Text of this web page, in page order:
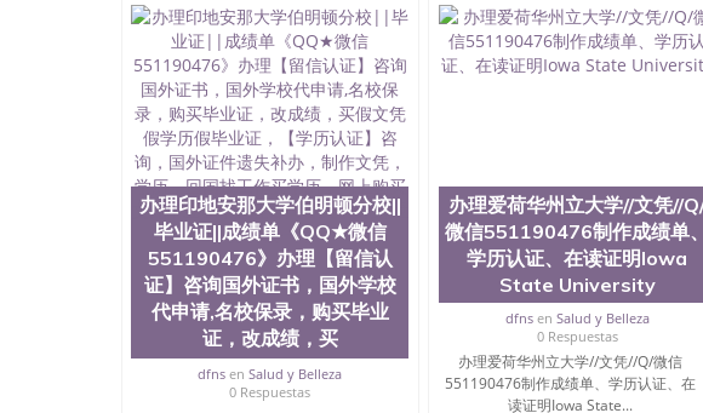
程： 1、收集客户办理信息； 2、客户付定金下单； 3、公司确认到
发给客户确认； 5、电子图确认好转成品部做成品； 6、成品做好
客户（国内顺丰，国外DHL）。 三、真实网上可查的证明材料 1、
查，存档。 2、留学回国人员证明（使馆认证），使馆网站真实存档
存档可查，终身受用。 四、办理流程农业科学院、艺术与建筑学院
院、教育学院、工程学院、健康与人类发展学院、信息工程与科学学
等。学校的教育学院排名在全美前十名，工学院排名在前十五名，且
本科、硕士及博士学位。学校的专业课程包括：会计学、MBA、财
理、文学、音乐、生物学、统计学、美术、电子工程、天文学、农
生物工程、建筑设计、工商管理、材料科学、机械工程、航天工程
科学、心理学、戏剧、市场营销、机械工程、计算机科学、物理学
提供相关材料，确定客户办理信息，给出操作方案； 2、补充毕业证
账号，付定金； 4、预约递交时间，公司人员陪同客户本人一起去留
书留服直接邮寄给客户 6、客户确认收到结果，付余款。 我们对海
材料，尺寸大小，防伪结构（包括：水印，阴影底纹，钢印LOGO烫
字图案浮雕，激光镭射，紫外荧光，温感，复印防伪）都有原版本
体的认可，同时和海外学校留学中介， 同时能做到与时俱进，及时
格证，学生卡，结业证，录取通知书，在读证明等相关材料）的版
办理印地安那大学伯明顿分校||
毕业证||成绩单《QQ★微信
551190476》办理【留信认
证】咨询国外证书，国外学校
代申请,名校保录，购买毕业
证，改成绩，买
dfns enSalud y Belleza
0 Respuestas
办理爱荷华州立大学//文凭//
微信551190476制作成绩单、
学历认证、在读证明Iowa
State University
dfnsen Salud y Belleza
0 Respuestas
办理爱荷华州立大学//文凭//Q/微信
551190476制作成绩单、学历认证、在
读证明Iowa State...